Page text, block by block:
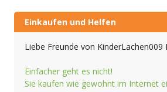
Einkaufen und Helfen
Liebe Freunde von KinderLachen009
Einfacher geht es nicht!
Sie kaufen wie gewohnt im Internet